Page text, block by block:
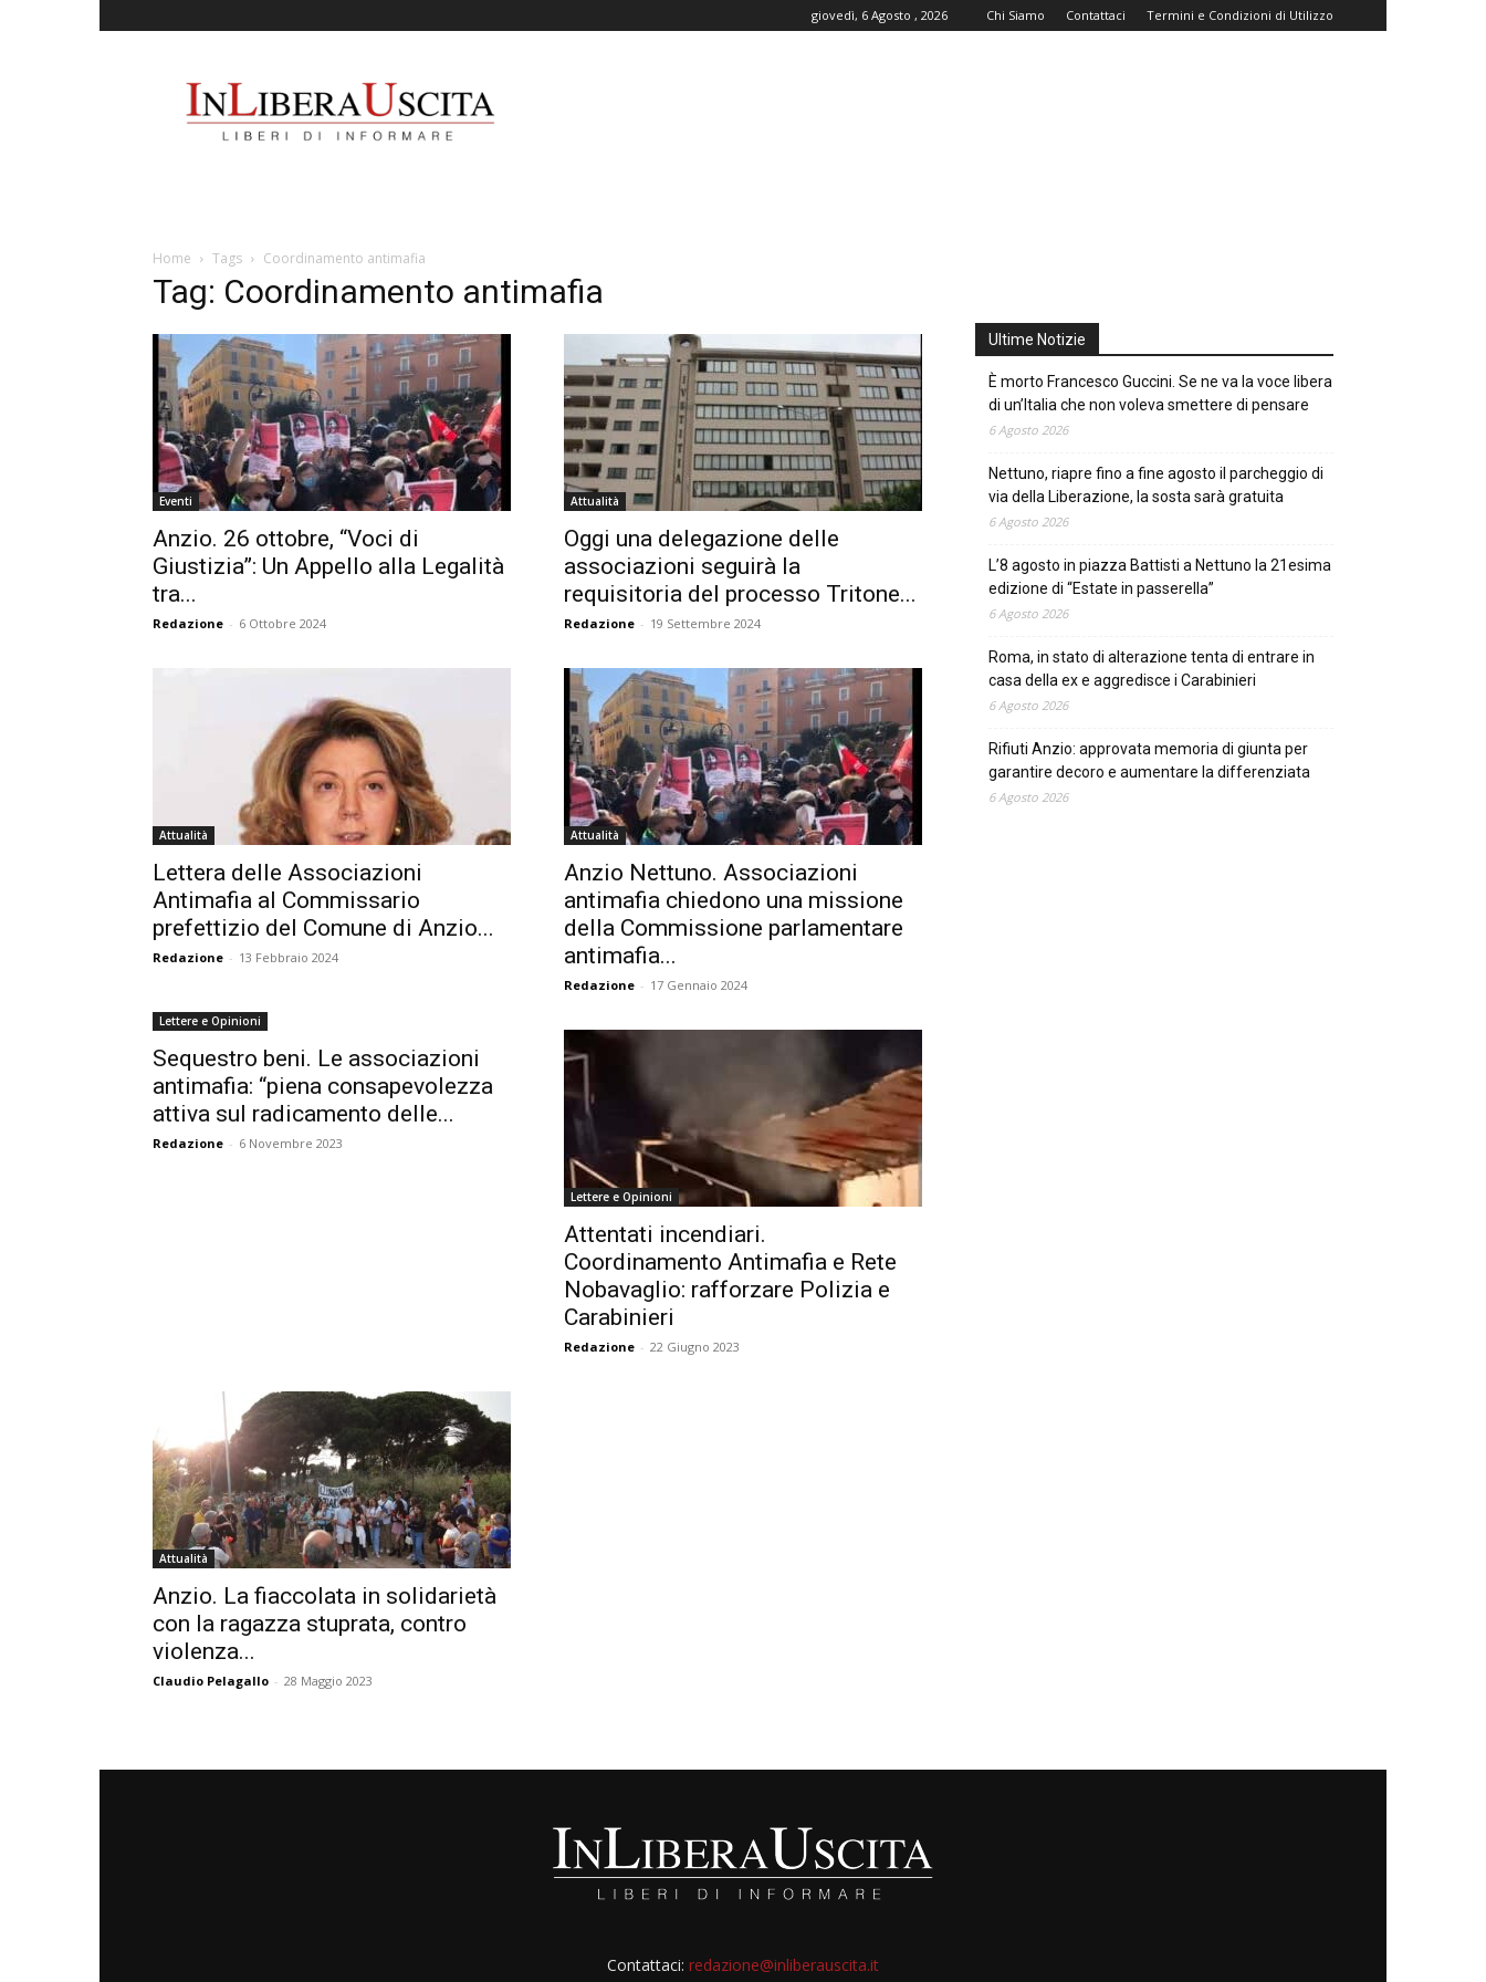
giovedì, 6 Agosto , 2026 Chi Siamo Contattaci Termini e Condizioni di Utilizzo
Home Tags Coordinamento antimafia
Tag: Coordinamento antimafia
Eventi
Anzio. 26 ottobre, “Voci di
Giustizia”: Un Appello alla Legalità
tra...
Redazione - 6 Ottobre 2024
Attualità
Oggi una delegazione delle
associazioni seguirà la
requisitoria del processo Tritone...
Redazione - 19 Settembre 2024
Attualità
Lettera delle Associazioni
Antimafia al Commissario
prefettizio del Comune di Anzio...
Redazione - 13 Febbraio 2024
Attualità
Anzio Nettuno. Associazioni
antimafia chiedono una missione
della Commissione parlamentare
antimafia...
Redazione - 17 Gennaio 2024
Lettere e Opinioni
Sequestro beni. Le associazioni
antimafia: “piena consapevolezza
attiva sul radicamento delle...
Redazione - 6 Novembre 2023
Lettere e Opinioni
Attentati incendiari.
Coordinamento Antimafia e Rete
Nobavaglio: rafforzare Polizia e
Carabinieri
Redazione - 22 Giugno 2023
Attualità
Anzio. La fiaccolata in solidarietà
con la ragazza stuprata, contro
violenza...
Claudio Pelagallo - 28 Maggio 2023
Ultime Notizie
È morto Francesco Guccini. Se ne va la voce libera
di un’Italia che non voleva smettere di pensare
6 Agosto 2026
Nettuno, riapre fino a fine agosto il parcheggio di
via della Liberazione, la sosta sarà gratuita
6 Agosto 2026
L’8 agosto in piazza Battisti a Nettuno la 21esima
edizione di “Estate in passerella”
6 Agosto 2026
Roma, in stato di alterazione tenta di entrare in
casa della ex e aggredisce i Carabinieri
6 Agosto 2026
Rifiuti Anzio: approvata memoria di giunta per
garantire decoro e aumentare la differenziata
6 Agosto 2026
Contattaci: redazione@inliberauscita.it